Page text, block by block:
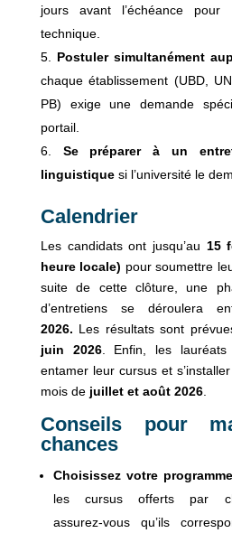
jours avant l’échéance pour
technique.
Postuler simultanément
chaque établissement (UBD,
PB) exige une demande
portail.
Se préparer à un
linguistiquesi l’université le
Calendrier
Les candidats ont jusqu’au 15
heure locale) pour soumettre
suite de cette clôture, une
d’entretiens se déroulera
2026. Les résultats sont
juin 2026. Enfin, les lauréats
entamer leur cursus et
mois de juillet et août 2026.
Conseils pour
chances
Choisissez votre
les cursus offerts par
assurez‑vous qu’ils